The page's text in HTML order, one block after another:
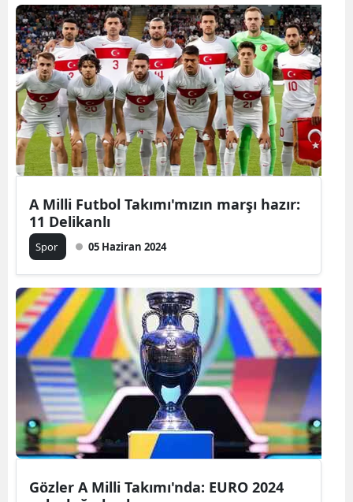
Samsun
Siirt
Sinop
Sivas
Tekirdağ
Şanlıurfa
Uşak
Van
Yozgat
Zonguldak
Aksaray
A Milli Futbol Takımı'mızın marşı hazır:
11 Delikanlı
Spor 05 Haziran 2024
Gözler A Milli Takımı'nda: EURO 2024